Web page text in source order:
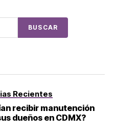
BUSCAR
Recientes
recibir manutención
dueños en CDMX?